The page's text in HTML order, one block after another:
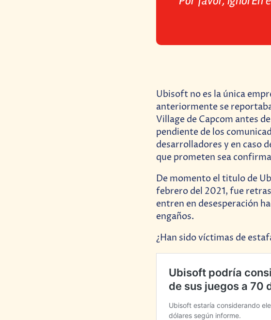
Ubisoft no es la única
anteriormente se
Village de Capcom antes
pendiente de los
desarrolladores y en caso
que prometen sea
De momento el titulo de
febrero del 2021, fue
entren en desesperación
engaños.
¿Han sido víctimas de